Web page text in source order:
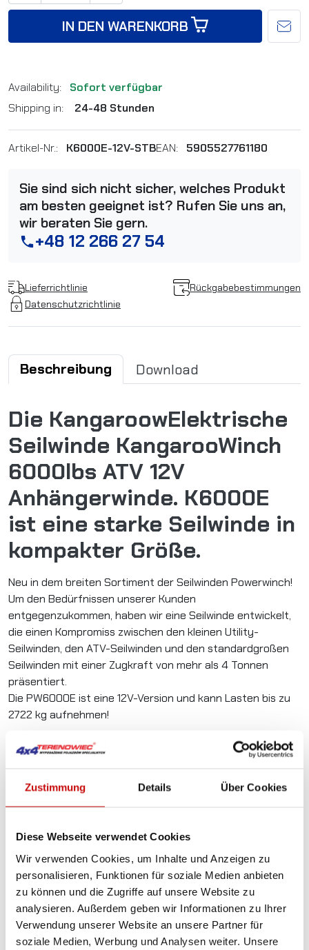
Zustimmung Details Über Cookies
Diese Webseite verwendet Cookies
Wir verwenden Cookies, um Inhalte und Anzeigen zu
personalisieren, Funktionen für soziale Medien anbieten
zu können und die Zugriffe auf unsere Website zu
analysieren. Außerdem geben wir Informationen zu Ihrer
Verwendung unserer Website an unsere Partner für
soziale Medien, Werbung und Analysen weiter. Unsere
IN DEN WARENKORB
Availability:
Sofort verfügbar
Shipping in:
24-48 Stunden
Artikel-Nr.: K6000E-12V-STBEAN: 5905527761180
Sie sind sich nicht sicher, welches Produkt
am besten geeignet ist? Rufen Sie uns an,
wir beraten Sie gern.
phone+48 12 266 27 54
Lieferrichtlinie
Rückgabebestimmungen
Datenschutzrichtlinie
Beschreibung Download
Die KangaroowElektrische
Seilwinde KangarooWinch
6000lbs ATV 12V
Anhängerwinde. K6000E
ist eine starke Seilwinde in
kompakter Größe.
Neu in dem breiten Sortiment der Seilwinden Powerwinch!
Um den Bedürfnissen unserer Kunden
entgegenzukommen, haben wir eine Seilwinde entwickelt,
die einen Kompromiss zwischen den kleinen Utility-
Seilwinden, den ATV-Seilwinden und den standardgroßen
Seilwinden mit einer Zugkraft von mehr als 4 Tonnen
präsentiert.
Die PW6000E ist eine 12V-Version und kann Lasten bis zu
2722 kg aufnehmen!
Im Set sind mit enthalten:
– Rollenführung
– Universal-Montageplatte
– Seil mit Haken und Handsaver
– notwendige Verdrahtung
– Montageschrauben
– Bedienungsanleitung
– schriftliche Garantie
Technische Daten Wert